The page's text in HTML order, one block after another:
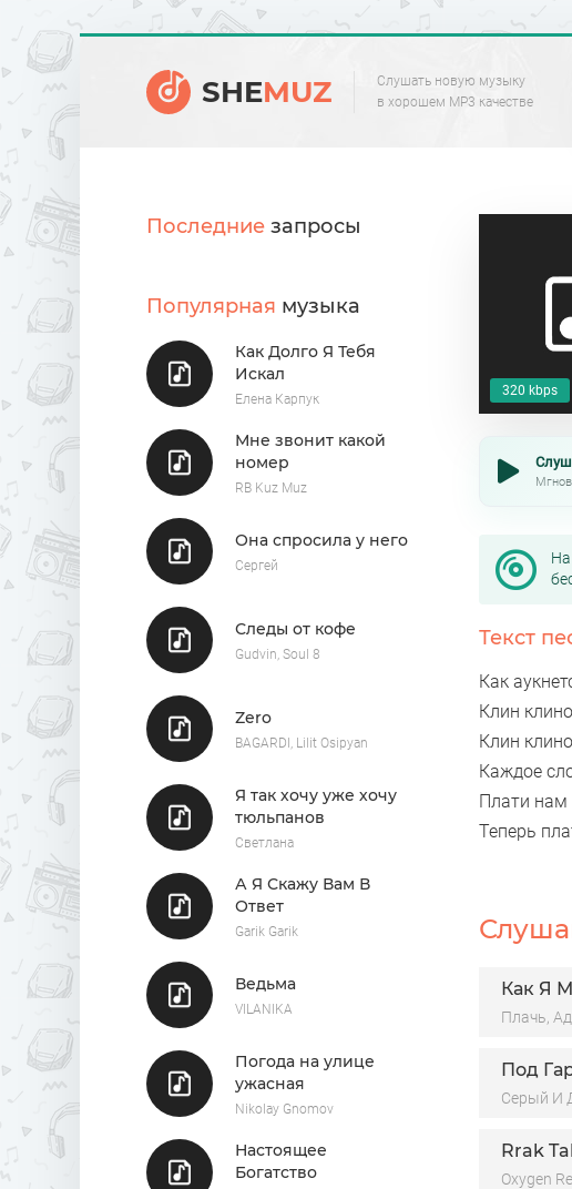
SHEMUZ
Слушать новую музыку
в хорошем MP3 качестве
Последние запросы
Популярная музыка
Как Долго Я Тебя
Искал
Елена Карпук
Мне звонит какой
номер
RB Kuz Muz
Она спросила у него
Сергей
Следы от кофе
Gudvin, Soul 8
Zero
BAGARDI, Lilit Osipyan
Я так хочу уже хочу
тюльпанов
Светлана
А Я Скажу Вам В
Ответ
Garik Garik
Ведьма
VILANIKA
Погода на улице
ужасная
Nikolay Gnomov
Настоящее
Богатство
320 kbps
Текст
Как
Клин
Клин
Каждое
Плати нам
Теперь
Как Я
Плачь,
Под
Серый И
Rrak
Oxygen